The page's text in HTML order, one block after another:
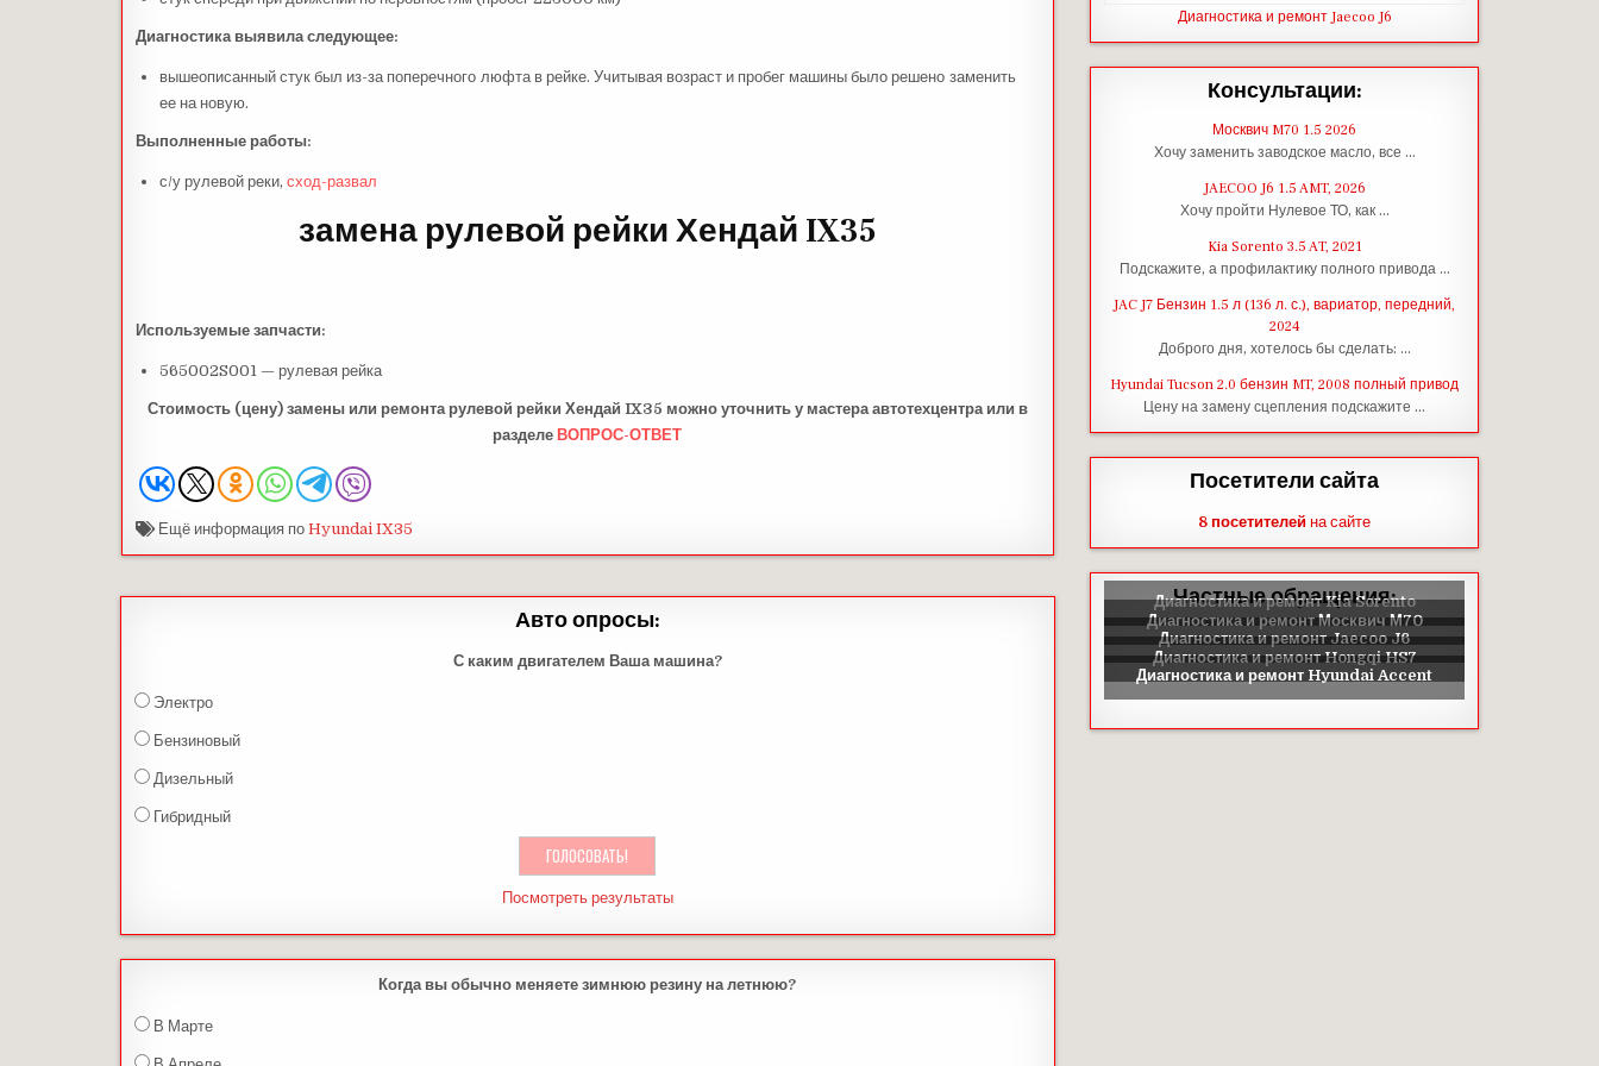
Диагностика выявила следующее:
вышеописанный стук был из-за поперечного люфта в рейке. Учитывая возраст и пробег машины было решено заменить
ее на новую.
Выполненные работы:
с/у рулевой реки, сход-развал
замена рулевой рейки Хендай IX35
Используемые запчасти:
565002S001 — рулевая рейка
Стоимость (цену) замены или ремонта рулевой рейки Хендай IX35 можно уточнить у мастера автотехцентра или в
разделе ВОПРОС-ОТВЕТ
Ещё информация по Hyundai IX35
Авто опросы:
С каким двигателем Ваша машина?
Электро
Бензиновый
Дизельный
Гибридный
Посмотреть результаты
Когда вы обычно меняете зимнюю резину на летнюю?
В Марте
Диагностика и ремонт Jaecoo J6
Консультации:
Москвич M70 1.5 2026
Хочу заменить заводское масло, все …
JAECOO J6 1.5 AMT, 2026
Хочу пройти Нулевое ТО, как …
Kia Sorento 3.5 AT, 2021
Подскажите, а профилактику полного привода …
JAC J7 Бензин 1.5 л (136 л. с.), вариатор, передний,
2024
Доброго дня, хотелось бы сделать: …
Hyundai Tucson 2.0 бензин MT, 2008 полный привод
Цену на замену сцепления подскажите …
Посетители сайта
8 посетителей на сайте
Частные обращения: